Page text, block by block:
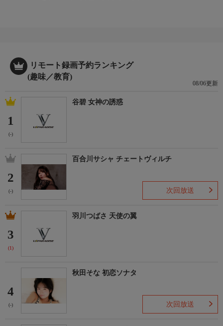
リモート録画予約ランキング
(趣味／教育)
08/06更新
1
(-)
谷碧 女神の誘惑
2
(-)
百合川サシャ チェートヴィルチ
次回放送
3
(1)
羽川つばさ 天使の翼
4
(-)
秋田そな 初恋ソナタ
次回放送